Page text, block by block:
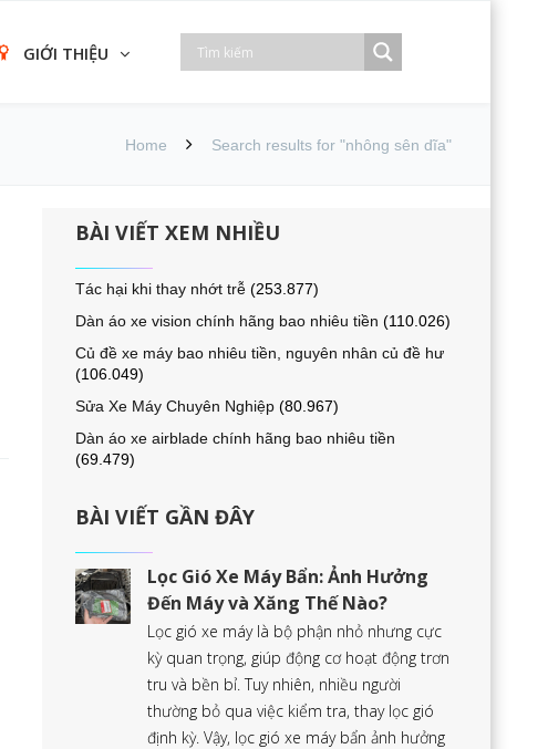
GIỚI THIỆU
Home Search results for "nhông sên dĩa"
BÀI VIẾT XEM NHIỀU
Tác hại khi thay nhớt trễ (253.877)
Dàn áo xe vision chính hãng bao nhiêu tiền (110.026)
Củ đề xe máy bao nhiêu tiền, nguyên nhân củ đề hư
(106.049)
Sửa Xe Máy Chuyên Nghiệp (80.967)
Dàn áo xe airblade chính hãng bao nhiêu tiền
(69.479)
BÀI VIẾT GẦN ĐÂY
Lọc Gió Xe Máy Bẩn: Ảnh Hưởng
Đến Máy và Xăng Thế Nào?
Lọc gió xe máy là bộ phận nhỏ nhưng cực
kỳ quan trọng, giúp động cơ hoạt động trơn
tru và bền bỉ. Tuy nhiên, nhiều người
thường bỏ qua việc kiểm tra, thay lọc gió
định kỳ. Vậy, lọc gió xe máy bẩn ảnh hưởng